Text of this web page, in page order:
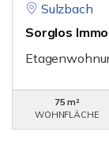
Sulzbach
Sorglos
75 m²
WOHNFLÄCHE